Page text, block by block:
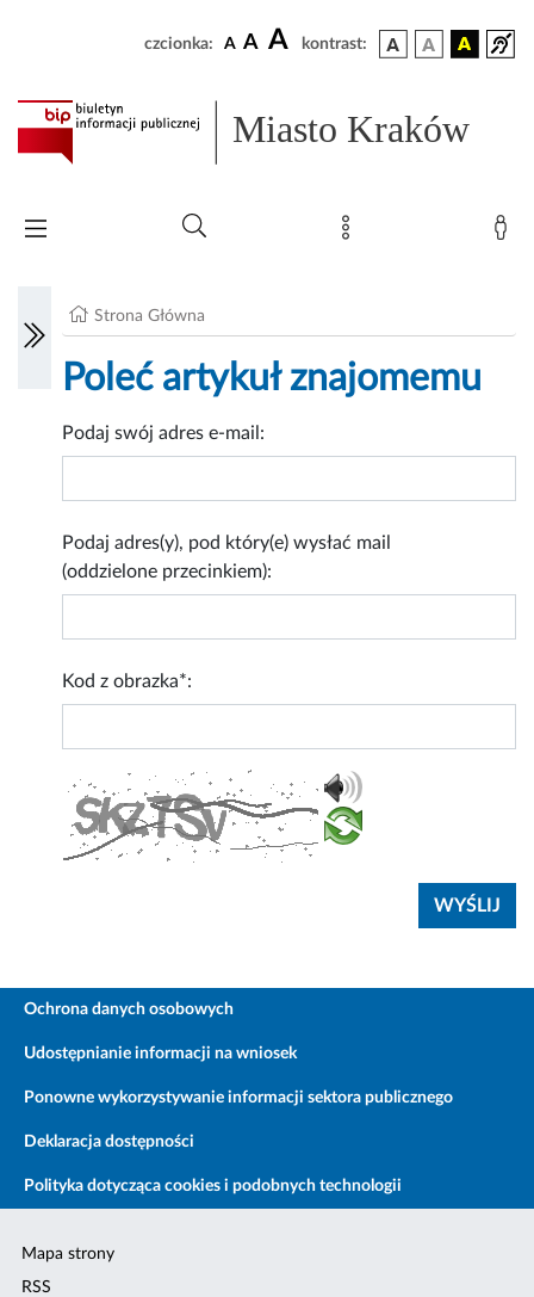
czcionka: A A A kontrast:
Miasto Kraków
Strona Główna
Poleć artykuł znajomemu
Podaj swój adres e-mail:
Podaj adres(y), pod który(e) wysłać mail
(oddzielone przecinkiem):
Kod z obrazka*:
Ochrona danych osobowych
Udostępnianie informacji na wniosek
Ponowne wykorzystywanie informacji sektora publicznego
Deklaracja dostępności
Polityka dotycząca cookies i podobnych technologii
Mapa strony
RSS